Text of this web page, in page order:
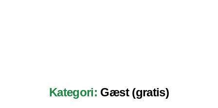
Kategori: Gæst (gratis)